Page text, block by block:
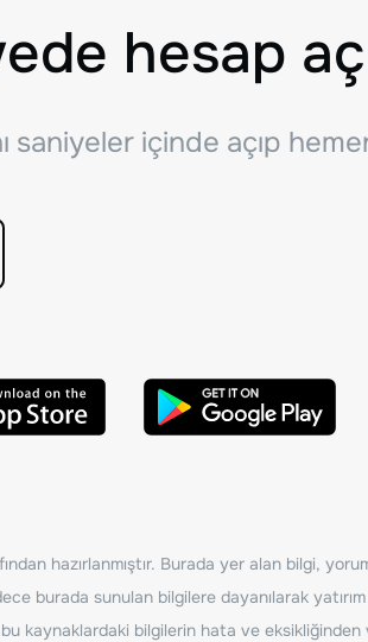
hesap aç
saniyeler içinde açıp
hazırlanmıştır. Burada yer alan bilgi,
burada sunulan bilgilere dayanılarak
kaynaklardaki bilgilerin hata ve